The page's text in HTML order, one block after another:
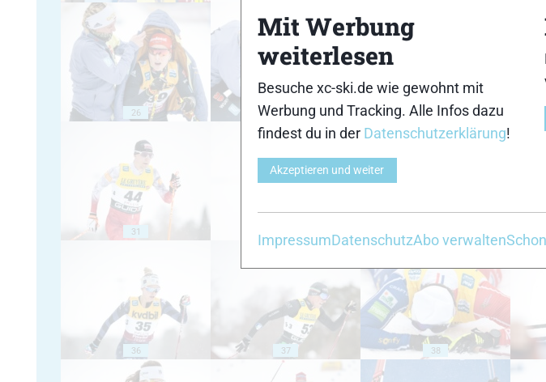
26 27 28
31
36 37 38
Mit Werbung
weiterlesen
Besuche xc-ski.de wie gewohnt mit
Werbung und Tracking. Alle Infos dazu
findest du in der Datenschutzerklärung!
Akzeptieren und weiter
ImpressumDatenschutzAbo verwalten